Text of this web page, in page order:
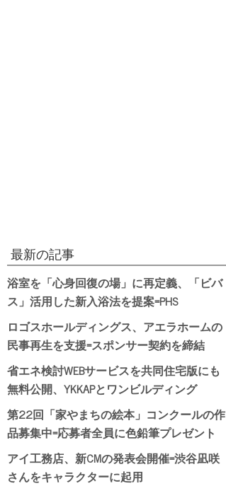
最新の記事
浴室を「心身回復の場」に再定義、「ビバ
ス」活用した新入浴法を提案=PHS
ロゴスホールディングス、アエラホームの
民事再生を支援=スポンサー契約を締結
省エネ検討WEBサービスを共同住宅版にも
無料公開、YKKAPとワンビルディング
第22回「家やまちの絵本」コンクールの作
品募集中=応募者全員に色鉛筆プレゼント
アイ工務店、新CMの発表会開催=渋谷凪咲
さんをキャラクターに起用